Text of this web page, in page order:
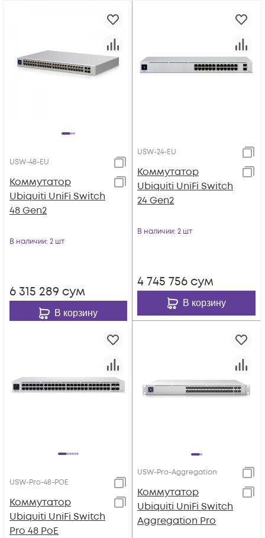
USW-48-EU
Коммутатор
Ubiquiti UniFi Switch
48 Gen2
В наличии: 2 шт
6 315 289 сум
В корзину
USW-24-EU
Коммутатор
Ubiquiti UniFi Switch
24 Gen2
В наличии: 2 шт
4 745 756 сум
В корзину
USW-Pro-48-POE
Коммутатор
Ubiquiti UniFi Switch
Pro 48 PoE
USW-Pro-Aggregation
Коммутатор
Ubiquiti UniFi Switch
Aggregation Pro